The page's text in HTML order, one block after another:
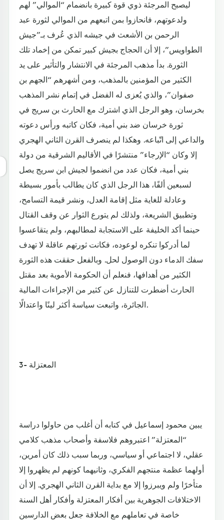
ليصبح المرجئة ذوي قوة كبيرة بانضمام “الموالي” لهم
ولدعوتهم، فانحازوا بمن اتبعهم من الموالي لثورة عبد
الرحمن بن الأشعث في جيشه الذي عُرف بـ”جيش
الطواويس”، إلا أن الحجاج بجيش كبير تمكن من إخماد تلك
الثورة. بدأ مذهب المرجئة في الانتشار والتأثير على يد
الكثير من المؤمنين بالمذهب، ومن أشهرهم “الجهم بن
صفوان”، والذي يُعزى له الفضل في إتمام نشر المذهب
بخرسان، وهو الرجل الذي اشترك مع الحارث بن سريج في
ثورة خرسان ضد بني أمية، فكان كاتبه ورأس دعوته
والداعي إلى اتّباعه. وهكذا لم ينصرف القرن الثاني الهجري
إلا وكان “الإرجاء” منتشرًا في الأقاليم الشرقية من دولة
بني أمية، فكان عدد من انضموا لجيش ابن سريج يصل
لسبعين ألفًا، هذا الرجل الذي كان يطالب بأمور بسيطة
وعادلة للغاية مثل إقامة العدل، ونشر قيمة التسامح،
وتطبيق الشريعة، ولذلك لم يتورع الثوار عن وقف القتال
حينما أكد الخليفة على الاستجابة لمطالبهم، ولم يتقاعسوا
لما أدركوا تنكره لوعوده، فكانت ثورتهم عاقلة لا تهدف
سفك الدماء دون الوصول لحل. وبالفعل حققت هذه الثورة
الكثير من أهدافها، فنعلم أن الحكومة الأموية بعد مقتل
الحارث أضطرت للتنازل عن كثير من الإجراءات المالية
الجائرة، واتبعت سياسة أكثر لينًا واعتدالًا.
3- المعتزلة
يبين محمود إسماعيل في كتابه أن أغلب من حاولوا دراسة
“المعتزلة” اعتبروهم فلاسفة وأصحاب مذهب كلامي
عقلي، لا اجتماعي أو سياسي، وربما سبب ذلك كان أمرين،
أولهما عظمة منتجهم الفكري، وثانيهما كونهم لم يظهروا إلا
متأخرًا ولم ويبرزوا إلا مع بداية القرن الثاني الهجري. إلا أن
الاختلافات الجوهرية بين أفكار المعتزلة وأفكار أهل السنة
خاصة في تعاملهم مع الخلافة جعل بعض الدارسين